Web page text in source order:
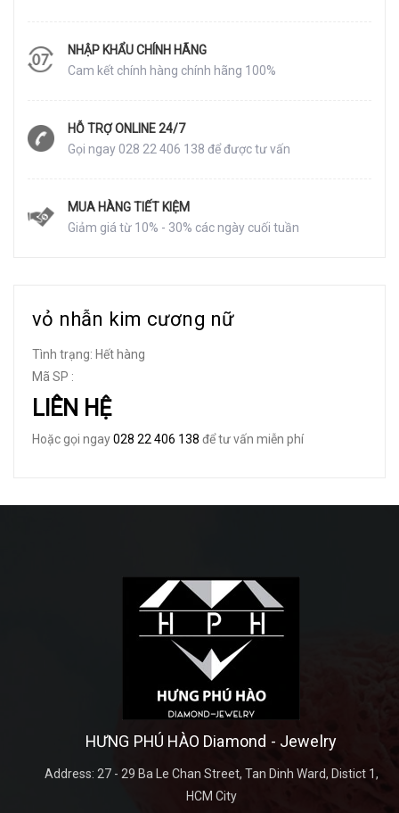
NHẬP KHẨU CHÍNH HÃNG
Cam kết chính hàng chính hãng 100%
HỖ TRỢ ONLINE 24/7
Gọi ngay 028 22 406 138 để được tư vấn
MUA HÀNG TIẾT KIỆM
Giảm giá từ 10% - 30% các ngày cuối tuần
vỏ nhẫn kim cương nữ
Tình trạng: Hết hàng
Mã SP :
LIÊN HỆ
Hoặc gọi ngay028 22 406 138 để tư vấn miễn phí
HƯNG PHÚ HÀO Diamond - Jewelry
Address: 27 - 29 Ba Le Chan Street, Tan Dinh Ward, Distict 1,
HCM City